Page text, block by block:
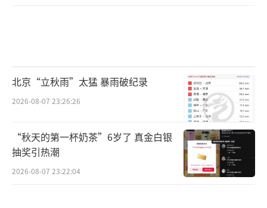
北京“立秋雨”太猛 暴雨破纪录
2026-08-07 23:26:26
“秋天的第一杯奶茶”6岁了 真金白银
抽奖引热潮
2026-08-07 23:22:04